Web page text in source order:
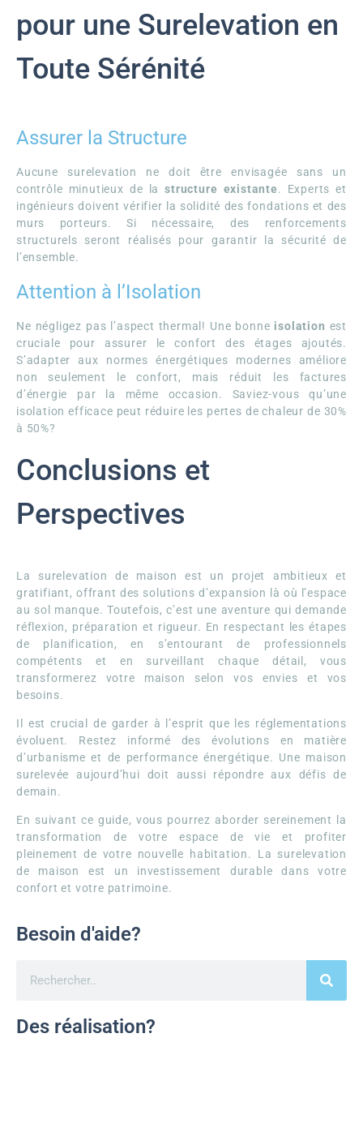
pour une Surelevation en
Toute Sérénité
Assurer la Structure
Aucune surelevation ne doit être envisagée sans un
contrôle minutieux de lastructure existante. Experts et
ingénieurs doivent vérifier la solidité des fondations et des
murs porteurs. Si nécessaire, des renforcements
structurels seront réalisés pour garantir la sécurité de
l’ensemble.
Attention à l’Isolation
Ne négligez pas l’aspect thermal! Une bonne isolation est
cruciale pour assurer le confort des étages ajoutés.
S’adapter aux normes énergétiques modernes améliore
non seulement le confort, mais réduit les factures
d’énergie par la même occasion. Saviez-vous qu’une
isolation efficace peut réduire les pertes de chaleur de 30%
à 50%?
Conclusions et
Perspectives
La surelevation de maison est un projet ambitieux et
gratifiant, offrant des solutions d’expansion là où l’espace
au sol manque. Toutefois, c’est une aventure qui demande
réflexion, préparation et rigueur. En respectant les étapes
de planification, en s’entourant de professionnels
compétents et en surveillant chaque détail, vous
transformerez votre maison selon vos envies et vos
besoins.
Il est crucial de garder à l’esprit que les réglementations
évoluent. Restez informé des évolutions en matière
d’urbanisme et de performance énergétique. Une maison
surelevée aujourd’hui doit aussi répondre aux défis de
demain.
En suivant ce guide, vous pourrez aborder sereinement la
transformation de votre espace de vie et profiter
pleinement de votre nouvelle habitation. La surelevation
de maison est un investissement durable dans votre
confort et votre patrimoine.
Besoin d'aide?
Des réalisation?